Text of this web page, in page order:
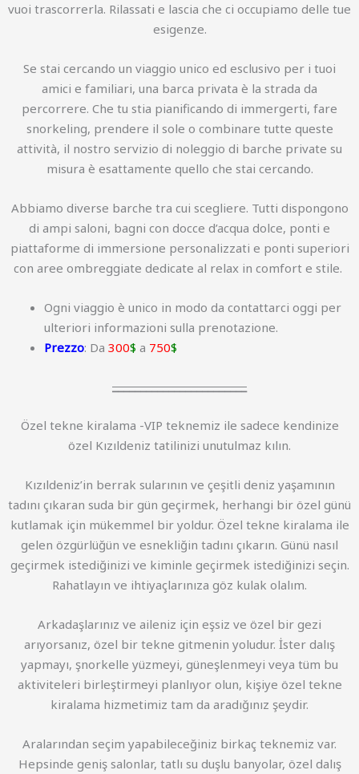
vuoi trascorrerla. Rilassati e lascia che ci occupiamo delle tue
esigenze.
Se stai cercando un viaggio unico ed esclusivo per i tuoi
amici e familiari, una barca privata è la strada da
percorrere. Che tu stia pianificando di immergerti, fare
snorkeling, prendere il sole o combinare tutte queste
attività, il nostro servizio di noleggio di barche private su
misura è esattamente quello che stai cercando.
Abbiamo diverse barche tra cui scegliere. Tutti dispongono
di ampi saloni, bagni con docce d’acqua dolce, ponti e
piattaforme di immersione personalizzati e ponti superiori
con aree ombreggiate dedicate al relax in comfort e stile.
Ogni viaggio è unico in modo da contattarci oggi per
ulteriori informazioni sulla prenotazione.
Prezzo: Da 300$ a 750$
________________________
Özel tekne kiralama -VIP teknemiz ile sadece kendinize
özel Kızıldeniz tatilinizi unutulmaz kılın.
Kızıldeniz’in berrak sularının ve çeşitli deniz yaşamının
tadını çıkaran suda bir gün geçirmek, herhangi bir özel günü
kutlamak için mükemmel bir yoldur. Özel tekne kiralama ile
gelen özgürlüğün ve esnekliğin tadını çıkarın. Günü nasıl
geçirmek istediğinizi ve kiminle geçirmek istediğinizi seçin.
Rahatlayın ve ihtiyaçlarınıza göz kulak olalım.
Arkadaşlarınız ve aileniz için eşsiz ve özel bir gezi
arıyorsanız, özel bir tekne gitmenin yoludur. İster dalış
yapmayı, şnorkelle yüzmeyi, güneşlenmeyi veya tüm bu
aktiviteleri birleştirmeyi planlıyor olun, kişiye özel tekne
kiralama hizmetimiz tam da aradığınız şeydir.
Aralarından seçim yapabileceğiniz birkaç teknemiz var.
Hepsinde geniş salonlar, tatlı su duşlu banyolar, özel dalış